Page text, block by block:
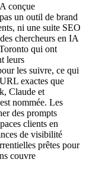
conçue
un outil de brand
ni une suite SEO
chercheurs en IA
qui ont
leurs
les suivre, ce qui
exactes que
Claude et
nommée. Les
des prompts
clients en
de visibilité
prêtes pour
couvre